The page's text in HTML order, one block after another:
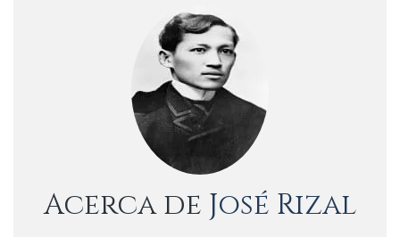
Acerca de José Rizal